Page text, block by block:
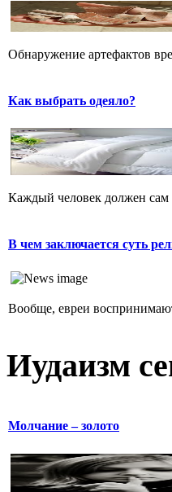
Обнаружение артефактов
Как выбрать одеяло?
Каждый человек должен сам
В чем заключается суть
Вообще, евреи
Иудаизм
Молчание – золото